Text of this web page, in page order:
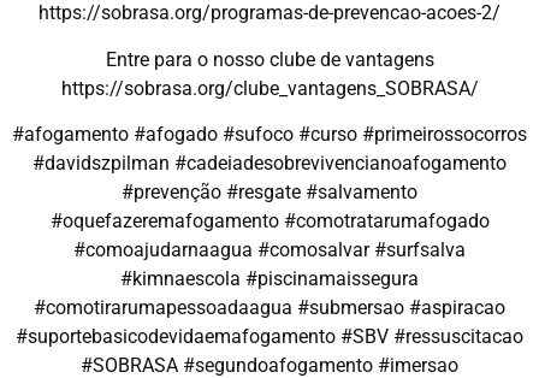
https://sobrasa.org/programas-de-prevencao-acoes-2/
Entre para o nosso clube de vantagens
https://sobrasa.org/clube_vantagens_SOBRASA/
#afogamento #afogado #sufoco #curso #primeirossocorros
#davidszpilman #cadeiadesobrevivencianoafogamento
#prevenção #resgate #salvamento
#oquefazeremafogamento #comotratarumafogado
#comoajudarnaagua #comosalvar #surfsalva
#kimnaescola #piscinamaissegura
#comotirarumapessoadaagua #submersao #aspiracao
#suportebasicodevidaemafogamento #SBV #ressuscitacao
#SOBRASA #segundoafogamento #imersao